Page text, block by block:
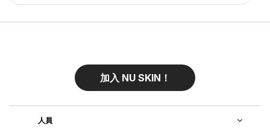
加入 NU SKIN！
人員